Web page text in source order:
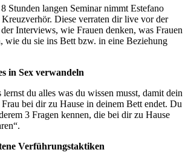
Stunden langen Seminar nimmt Estefano
Diese verraten dir live vor der
Interviews, wie Frauen denken, was Frauen
wie du sie ins Bett bzw. in eine Beziehung
in Sex verwandeln
du alles was du wissen musst, damit dein
bei dir zu Hause in deinem Bett endet. Du
3 Fragen kennen, die bei dir zu Hause
Verführungstaktiken